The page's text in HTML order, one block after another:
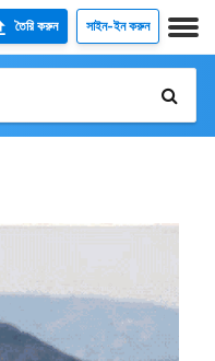
তৈরি করুন সাইন-ইন করুন